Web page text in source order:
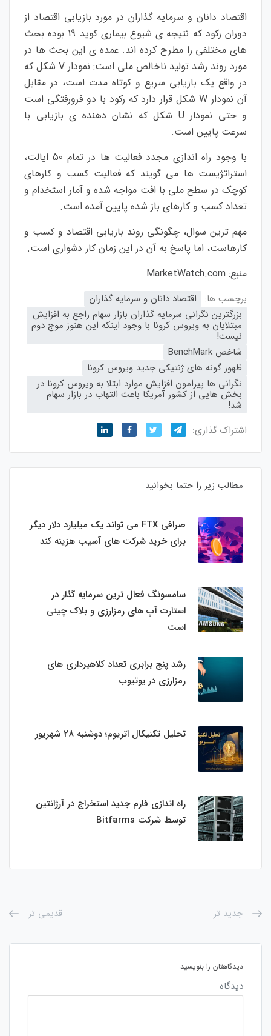
اقتصاد دانان و سرمایه گذاران در مورد بازیابی اقتصاد از
دوران رکود که نتیجه ی شیوع بیماری کوید 19 بوده بحث
های مختلفی را مطرح کرده اند. عمده ی این بحث ها در
مورد روند رشد تولید ناخالص ملی است: نمودار V شکل که
در واقع یک بازیابی سریع و کوتاه مدت است، در مقابل
آن نمودار W شکل قرار دارد که رکود با دو فرورفتگی است
و حتی نمودار U شکل که نشان دهنده ی بازیابی با
سرعت پایین است.
با وجود راه اندازی مجدد فعالیت ها در تمام 50 ایالت،
استراتژیست ها می گویند که فعالیت کسب و کارهای
کوچک در سطح ملی با افت مواجه شده و آمار استخدام و
تعداد کسب و کارهای باز شده پایین آمده است.
مهم ترین سوال، چگونگی روند بازیابی اقتصاد و کسب و
کارهاست، اما پاسخ به آن در این زمان کار دشواری است.
منبع: MarketWatch.com
برچسب ها:
اقتصاد دانان و سرمایه گذاران
بزرگترین نگرانی سرمایه گذاران بازار سهام راجع به افزایش
مبتلایان به ویروس کرونا با وجود اینکه این هنوز موج دوم
نیست!
شاخص BenchMark
ظهور گونه های ژنتیکی جدید ویروس کرونا
نگرانی ها پیرامون افزایش موارد ابتلا به ویروس کرونا در
بخش هایی از کشور آمریکا باعث التهاب در بازار سهام
شد!
اشتراک گذاری:
مطالب زیر را حتما بخوانید
صرافی FTX می تواند یک میلیارد دلار دیگر
برای خرید شرکت های آسیب هزینه کند
سامسونگ فعال‌ ترین سرمایه‌ گذار در
استارت‌ آپ‌ های رمزارزی و بلاک چینی
است
رشد پنج برابری تعداد کلاهبرداری های
رمزارزی در یوتیوب
تحلیل تکنیکال اتریوم؛ دوشنبه 28 شهریور
راه اندازی فارم جدید استخراج در آرژانتین
توسط شرکت Bitfarms
جدید تر قدیمی تر
دیدگاهتان را بنویسید
دیدگاه